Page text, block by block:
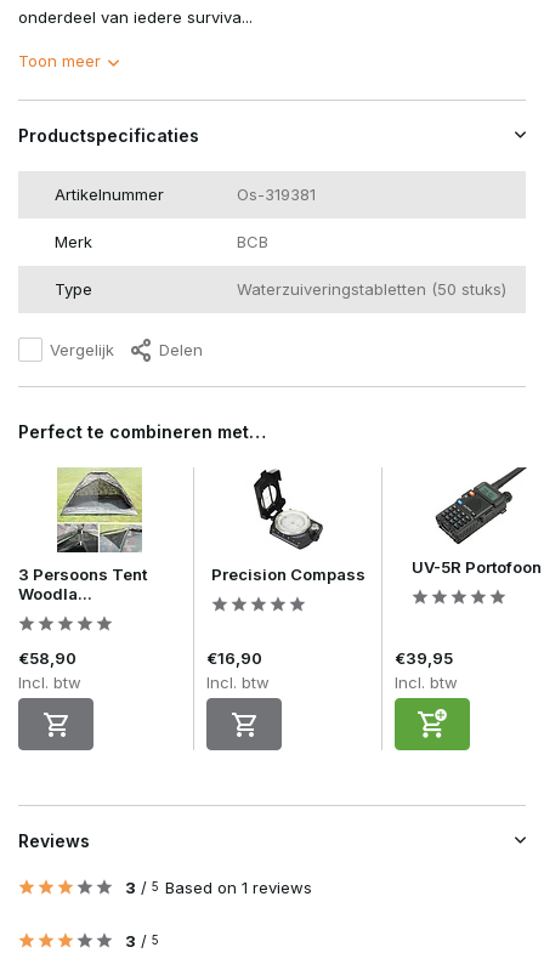
onderdeel van iedere surviva...
Toon meer
Productspecificaties
Artikelnummer Os-319381
Merk BCB
Type Waterzuiveringstabletten (50 stuks)
Vergelijk Delen
Perfect te combineren met…
3 Persoons Tent
Woodla...
€58,90
Incl. btw
Precision Compass
€16,90
Incl. btw
UV-5R Portofoon
€39,95
Incl. btw
Reviews
3 / 5 Based on 1 reviews
3 / 5